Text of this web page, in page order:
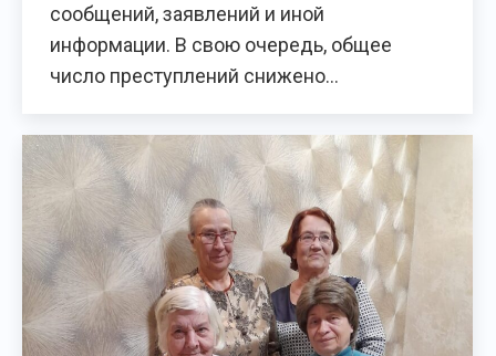
сообщений, заявлений и иной
информации. В свою очередь, общее
число преступлений снижено…